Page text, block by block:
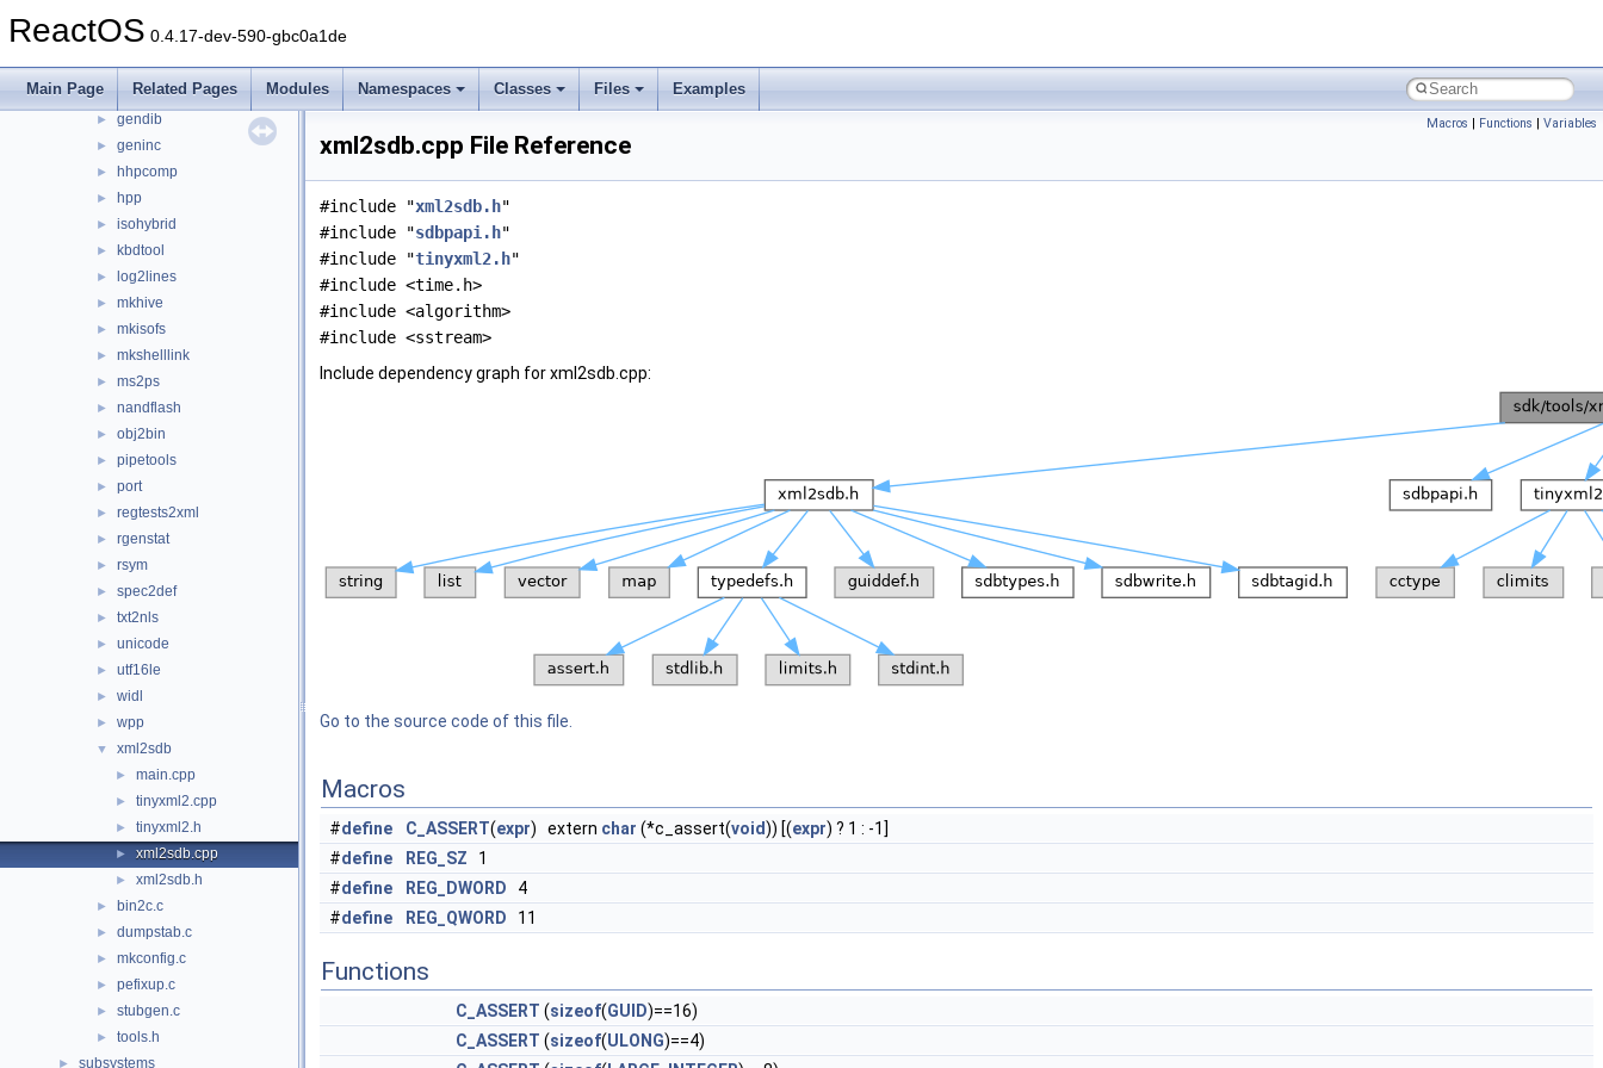
ReactOS 0.4.17-dev-590-gbc0a1de
Main Page Related Pages Modules Namespaces Classes Files Examples
► create_nls
► fatten
► gcc_plugin_seh
► gendib
► geninc
► hhpcomp
► hpp
► isohybrid
► kbdtool
► log2lines
► mkhive
► mkisofs
► mkshelllink
► ms2ps
► nandflash
► obj2bin
► pipetools
► port
► regtests2xml
► rgenstat
► rsym
► spec2def
► txt2nls
► unicode
► utf16le
► widl
► wpp
▼ xml2sdb
► main.cpp
► tinyxml2.cpp
► tinyxml2.h
► xml2sdb.cpp
► xml2sdb.h
► bin2c.c
► dumpstab.c
► mkconfig.c
► pefixup.c
► stubgen.c
► tools.h
► subsystems
Macros | Functions | Variables
xml2sdb.cpp File Reference
#include "xml2sdb.h"
#include "sdbpapi.h"
#include "tinyxml2.h"
#include <time.h>
#include <algorithm>
#include <sstream>
Include dependency graph for xml2sdb.cpp:
Go to the source code of this file.
Macros
#define C_ASSERT(expr) extern char (*c_assert(void)) [(expr) ? 1 : -1]
#define REG_SZ 1
#define REG_DWORD 4
#define REG_QWORD 11
Functions
C_ASSERT (sizeof(GUID)==16)
C_ASSERT (sizeof(ULONG)==4)